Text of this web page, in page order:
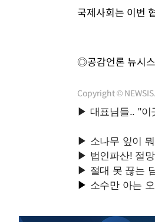
국제사회는 이번
◎공감언론 뉴시스
Copyright ©